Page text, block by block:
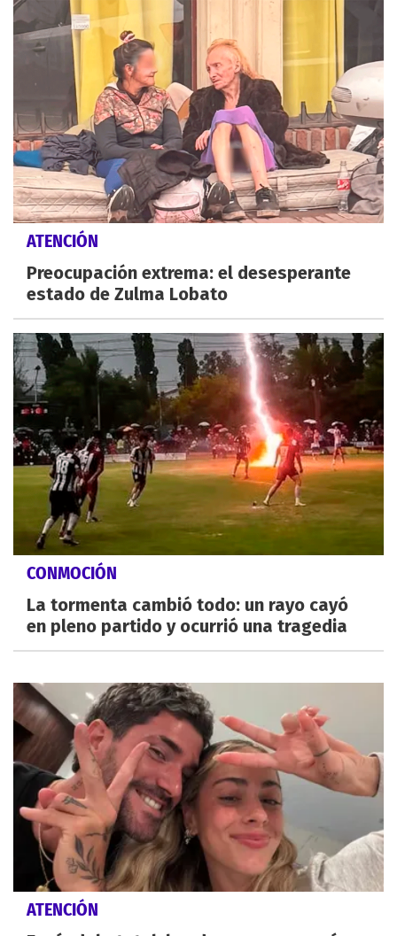
ATENCIÓN
Preocupación extrema: el desesperante
estado de Zulma Lobato
CONMOCIÓN
La tormenta cambió todo: un rayo cayó
en pleno partido y ocurrió una tragedia
ATENCIÓN